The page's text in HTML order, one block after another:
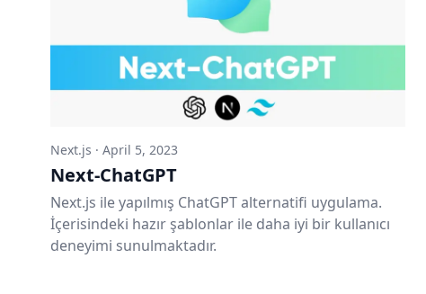
Next.js · April 5, 2023
Next-ChatGPT
Next.js ile yapılmış ChatGPT alternatifi uygulama.
İçerisindeki hazır şablonlar ile daha iyi bir kullanıcı
deneyimi sunulmaktadır.